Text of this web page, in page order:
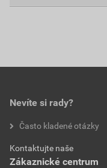
Nevíte si rady?
Často kladené otázky
Kontaktujte naše
Zákaznické centrum